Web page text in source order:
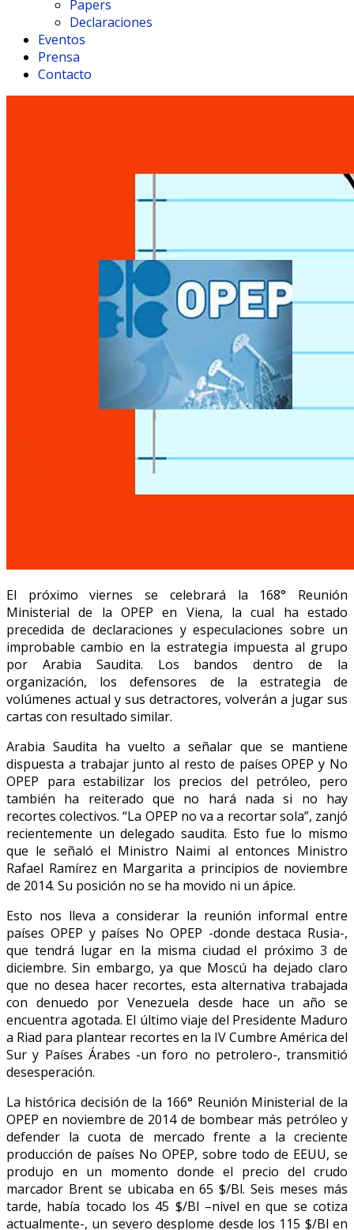
Papers
Declaraciones
Eventos
Prensa
Contacto
El próximo viernes se celebrará la 168° Reunión
Ministerial de la OPEP en Viena, la cual ha estado
precedida de declaraciones y especulaciones sobre un
improbable cambio en la estrategia impuesta al grupo
por Arabia Saudita. Los bandos dentro de la
organización, los defensores de la estrategia de
volúmenes actual y sus detractores, volverán a jugar sus
cartas con resultado similar.
Arabia Saudita ha vuelto a señalar que se mantiene
dispuesta a trabajar junto al resto de países OPEP y No
OPEP para estabilizar los precios del petróleo, pero
también ha reiterado que no hará nada si no hay
recortes colectivos. “La OPEP no va a recortar sola”, zanjó
recientemente un delegado saudita. Esto fue lo mismo
que le señaló el Ministro Naimi al entonces Ministro
Rafael Ramírez en Margarita a principios de noviembre
de 2014. Su posición no se ha movido ni un ápice.
Esto nos lleva a considerar la reunión informal entre
países OPEP y países No OPEP -donde destaca Rusia-,
que tendrá lugar en la misma ciudad el próximo 3 de
diciembre. Sin embargo, ya que Moscú ha dejado claro
que no desea hacer recortes, esta alternativa trabajada
con denuedo por Venezuela desde hace un año se
encuentra agotada. El último viaje del Presidente Maduro
a Riad para plantear recortes en la IV Cumbre América del
Sur y Países Árabes -un foro no petrolero-, transmitió
desesperación.
La histórica decisión de la 166° Reunión Ministerial de la
OPEP en noviembre de 2014 de bombear más petróleo y
defender la cuota de mercado frente a la creciente
producción de países No OPEP, sobre todo de EEUU, se
produjo en un momento donde el precio del crudo
marcador Brent se ubicaba en 65 $/Bl. Seis meses más
tarde, había tocado los 45 $/Bl –nivel en que se cotiza
actualmente-, un severo desplome desde los 115 $/Bl en